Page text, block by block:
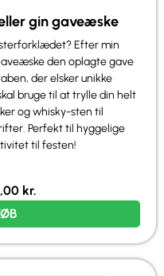
gin gaveæske
Efter min
den oplagte gave
der elsker unikke
bruge til at trylle din helt
og whisky-sten til
Perfekt til hyggelige
til festen!
kr.